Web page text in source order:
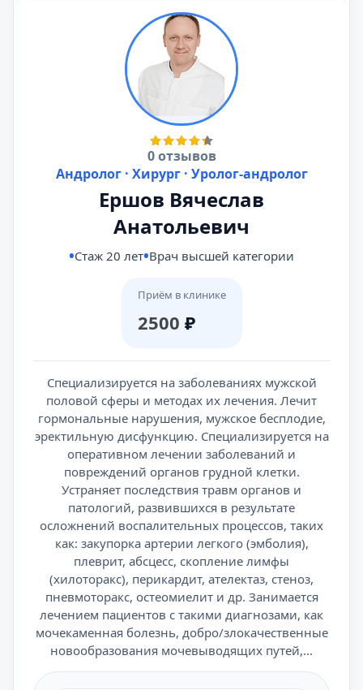
0 отзывов
Андролог · Хирург · Уролог-андролог
Ершов Вячеслав
Анатольевич
Стаж 20 лет Врач высшей категории
Приём в клинике
2500 ₽
Специализируется на заболеваниях мужской
половой сферы и методах их лечения. Лечит
гормональные нарушения, мужское бесплодие,
эректильную дисфункцию. Специализируется на
оперативном лечении заболеваний и
повреждений органов грудной клетки.
Устраняет последствия травм органов и
патологий, развившихся в результате
осложнений воспалительных процессов, таких
как: закупорка артерии легкого (эмболия),
плеврит, абсцесс, скопление лимфы
(хилоторакс), перикардит, ателектаз, стеноз,
пневмоторакс, остеомиелит и др. Занимается
лечением пациентов с такими диагнозами, как
мочекаменная болезнь, добро/злокачественные
новообразования мочевыводящих путей,...